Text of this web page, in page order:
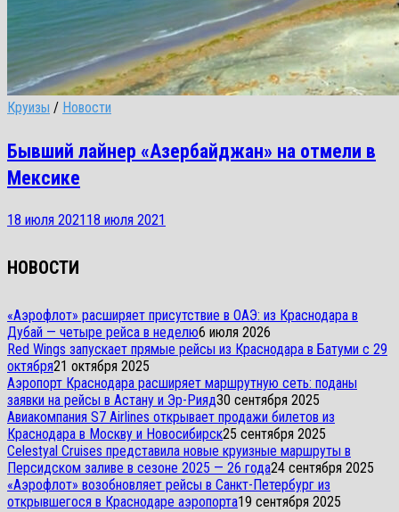
Круизы / Новости
Бывший лайнер «Азербайджан» на отмели в
Мексике
18 июля 202118 июля 2021
НОВОСТИ
«Аэрофлот» расширяет присутствие в ОАЭ: из Краснодара в
Дубай — четыре рейса в неделю6 июля 2026
Red Wings запускает прямые рейсы из Краснодара в Батуми с 29
октября21 октября 2025
Аэропорт Краснодара расширяет маршрутную сеть: поданы
заявки на рейсы в Астану и Эр-Рияд30 сентября 2025
Авиакомпания S7 Airlines открывает продажи билетов из
Краснодара в Москву и Новосибирск25 сентября 2025
Celestyal Cruises представила новые круизные маршруты в
Персидском заливе в сезоне 2025 — 26 года24 сентября 2025
«Аэрофлот» возобновляет рейсы в Санкт-Петербург из
открывшегося в Краснодаре аэропорта19 сентября 2025